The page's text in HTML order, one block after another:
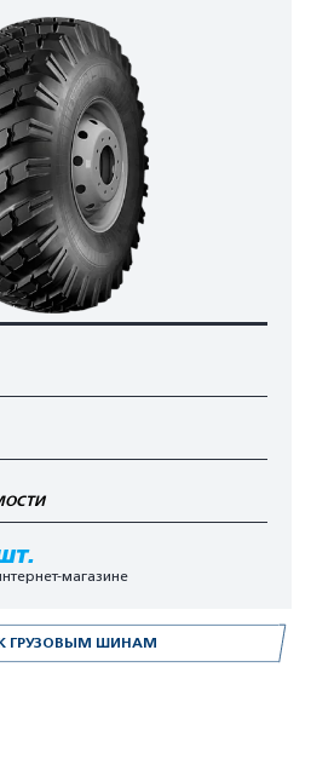
ГРУЗОВЫМ ШИНАМ
магазине